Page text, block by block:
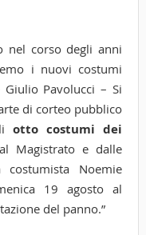
nel corso degli anni
i nuovi costumi
Pavolucci – Si
di corteo pubblico
otto costumi dei
Magistrato e dalle
costumista Noemie
19 agosto al
del panno.”